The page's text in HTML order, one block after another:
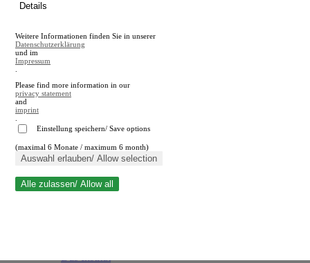
en
A
A
Suche schließen
Details
Weitere Informationen finden Sie in unserer
Datenschutzerklärung
und im
Impressum
Please find more information in our
privacy statement
and
imprint
Einstellung speichern/ Save options
(maximal 6 Monate / maximum 6 month)
Auswahl erlauben/ Allow selection
Alle zulassen/ Allow all